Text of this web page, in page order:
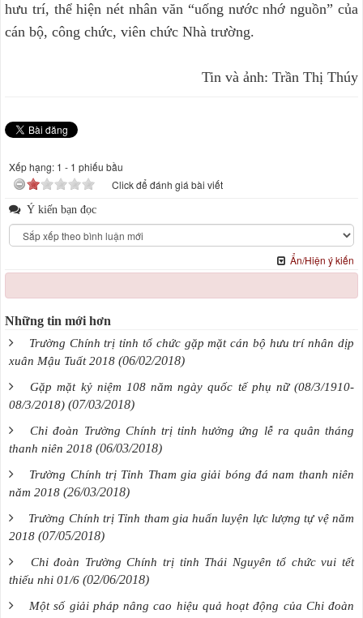
hưu trí, thể hiện nét nhân văn “uống nước nhớ nguồn” của
cán bộ, công chức, viên chức Nhà trường.
Tin và ảnh: Trần Thị Thúy
Xếp hạng: 1 - 1 phiếu bầu
Click để đánh giá bài viết
Ý kiến bạn đọc
Ẩn/Hiện ý kiến
Những tin mới hơn
Trường Chính trị tỉnh tổ chức gặp mặt cán bộ hưu trí nhân dịp
xuân Mậu Tuất 2018 (06/02/2018)
Gặp mặt kỷ niệm 108 năm ngày quốc tế phụ nữ (08/3/1910-
08/3/2018) (07/03/2018)
Chi đoàn Trường Chính trị tỉnh hưởng ứng lễ ra quân tháng
thanh niên 2018 (06/03/2018)
Trường Chính trị Tỉnh Tham gia giải bóng đá nam thanh niên
năm 2018 (26/03/2018)
Trường Chính trị Tỉnh tham gia huấn luyện lực lượng tự vệ năm
2018 (07/05/2018)
Chi đoàn Trường Chính trị tỉnh Thái Nguyên tổ chức vui tết
thiếu nhi 01/6 (02/06/2018)
Một số giải pháp nâng cao hiệu quả hoạt động của Chi đoàn